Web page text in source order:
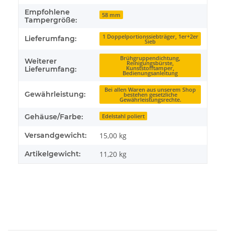
Empfohlene
Tampergröße:
58 mm
Lieferumfang: 1 Doppelportionssiebträger, 1er+2er
Sieb
Weiterer
Lieferumfang:
Brühgruppendichtung,
Reinigungsbürste,
Kunststofftamper,
Bedienungsanleitung
Gewährleistung:
Bei allen Waren aus unserem Shop
bestehen gesetzliche
Gewährleistungsrechte.
Gehäuse/Farbe: Edelstahl poliert
Versandgewicht: 15,00 kg
Artikelgewicht: 11,20 kg